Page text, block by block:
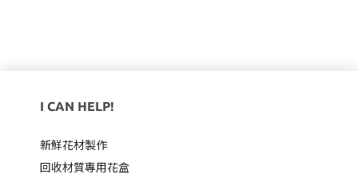
I CAN HELP!
新鮮花材製作
回收材質專用花盒